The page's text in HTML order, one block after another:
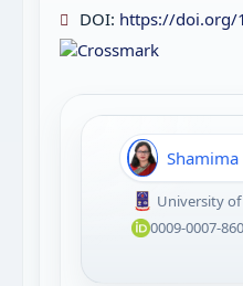
DOI: https://doi.org/
Shamima
University
0009-0007-